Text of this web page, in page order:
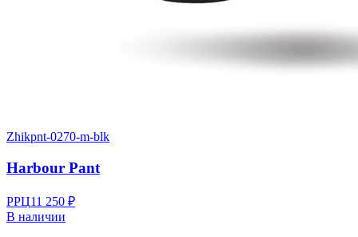
Zhikpnt-0270-m-blk
Harbour Pant
РРЦ11 250 ₽
В наличии